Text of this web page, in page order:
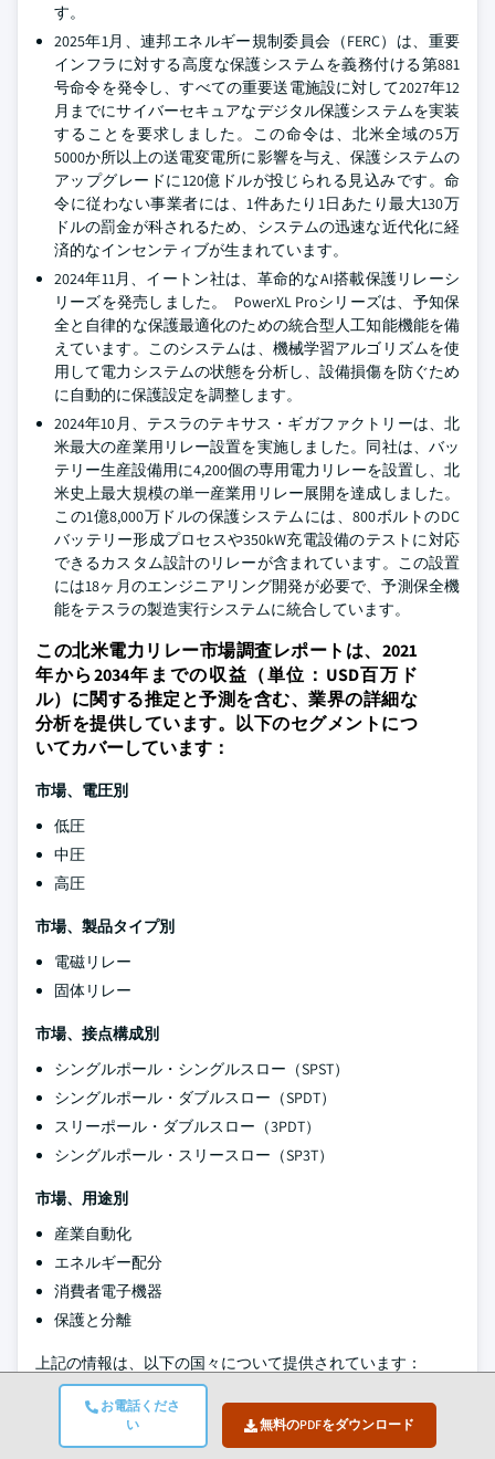
お電話くださ
い
無料のPDFをダウンロード
す。
2025年1月、連邦エネルギー規制委員会（FERC）は、重要
インフラに対する高度な保護システムを義務付ける第881
号命令を発令し、すべての重要送電施設に対して2027年12
月までにサイバーセキュアなデジタル保護システムを実装
することを要求しました。この命令は、北米全域の5万
5000か所以上の送電変電所に影響を与え、保護システムの
アップグレードに120億ドルが投じられる見込みです。命
令に従わない事業者には、1件あたり1日あたり最大130万
ドルの罰金が科されるため、システムの迅速な近代化に経
済的なインセンティブが生まれています。
2024年11月、イートン社は、革命的なAI搭載保護リレーシ
リーズを発売しました。 PowerXL Proシリーズは、予知保
全と自律的な保護最適化のための統合型人工知能機能を備
えています。このシステムは、機械学習アルゴリズムを使
用して電力システムの状態を分析し、設備損傷を防ぐため
に自動的に保護設定を調整します。
2024年10月、テスラのテキサス・ギガファクトリーは、北
米最大の産業用リレー設置を実施しました。同社は、バッ
テリー生産設備用に4,200個の専用電力リレーを設置し、北
米史上最大規模の単一産業用リレー展開を達成しました。
この1億8,000万ドルの保護システムには、800ボルトのDC
バッテリー形成プロセスや350kW充電設備のテストに対応
できるカスタム設計のリレーが含まれています。この設置
には18ヶ月のエンジニアリング開発が必要で、予測保全機
能をテスラの製造実行システムに統合しています。
この北米電力リレー市場調査レポートは、2021
年から2034年までの収益（単位：USD百万ド
ル）に関する推定と予測を含む、業界の詳細な
分析を提供しています。以下のセグメントにつ
いてカバーしています：
市場、電圧別
低圧
中圧
高圧
市場、製品タイプ別
電磁リレー
固体リレー
市場、接点構成別
シングルポール・シングルスロー（SPST）
シングルポール・ダブルスロー（SPDT）
スリーポール・ダブルスロー（3PDT）
シングルポール・スリースロー（SP3T）
市場、用途別
産業自動化
エネルギー配分
消費者電子機器
保護と分離
上記の情報は、以下の国々について提供されています：
アメリカ